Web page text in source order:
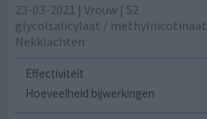
23-03-2021 | Vrouw | 52
glycolsalicylaat / methylnicotinaat
Nekklachten
Effectiviteit
Hoeveelheid bijwerkingen